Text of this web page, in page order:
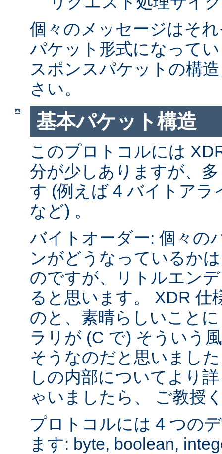
個々のメッセージはそ
パケット形式になって
スポンスパケットの構
さい。
基本パケット構造
このプロトコルには
分が少しありますが、
す (例えば 4 バイトアラ
など) 。
バイトオーダー: 個々の
ンがどうなっているか
のですが、リトルエン
ると思います。 XDR 仕
のと、素晴らしいこと
ラリが (C で) そういう
そうなのだと思いまし
しの内部についてより
ゃいましたら、 ご教授
プロトコルには 4 つの
ます: byte, boolean,